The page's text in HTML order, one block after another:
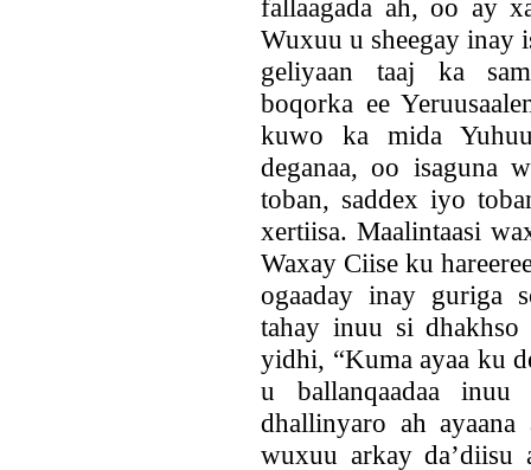
fallaagada ah, oo ay
Wuxuu u sheegay inay
geliyaan taaj ka
boqorka ee
kuwo ka mida
deganaa, oo isaguna
toban, saddex iyo
xertiisa. Maalintaasi
Waxay Ciise ku
ogaaday inay guriga
tahay inuu si
yidhi, “Kuma ayaa ku
u ballanqaadaa
dhallinyaro ah ayaana
wuxuu arkay da’diisu